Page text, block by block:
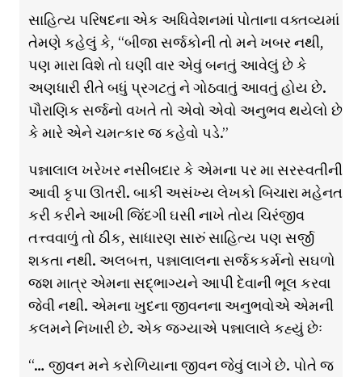
સાહિત્ય પરિષદના એક અધિવેશનમાં પોતાના વક્તવ્યમાં
તેમણે કહેલું કે, “બીજા સર્જકોની તો મને ખબર નથી,
પણ મારા વિશે તો ઘણી વાર એવું બનતું આવેલું છે કે
અણધારી રીતે બધું પ્રગટતું ને ગોઠવાતું આવતું હોય છે.
પૌરાણિક સર્જનો વખતે તો એવો એવો અનુભવ થયેલો છે
કે મારે એને ચમત્કાર જ કહેવો પડે.”
પન્નાલાલ ખરેખર નસીબદાર કે એમના પર મા સરસ્વતીની
આવી કૃપા ઊતરી. બાકી અસંખ્ય લેખકો બિચારા મહેનત
કરી કરીને આખી જિંદગી ઘસી નાખે તોય ચિરંજીવ
તત્ત્વવાળું તો ઠીક, સાધારણ સારું સાહિત્ય પણ સર્જી
શકતા નથી. અલબત્ત, પન્નાલાલના સર્જકકર્મનો સઘળો
જશ માત્ર એમના સદ્ભાગ્યને આપી દેવાની ભૂલ કરવા
જેવી નથી. એમના ખુદના જીવનના અનુભવોએ એમની
કલમને નિખારી છે. એક જગ્યાએ પન્નાલાલે કહ્યું છેઃ
“… જીવન મને કરોળિયાના જીવન જેવું લાગે છે. પોતે જ